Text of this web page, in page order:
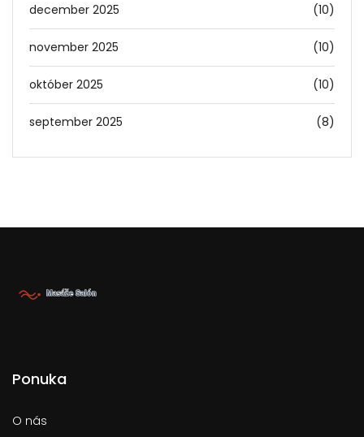
december 2025 (10)
november 2025 (10)
október 2025 (10)
september 2025 (8)
Ponuka
O nás